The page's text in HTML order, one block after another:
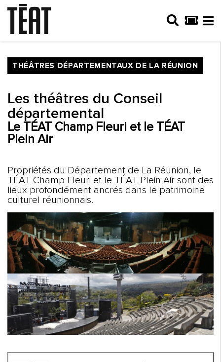
THÉÂTRES DÉPARTEMENTAUX DE LA RÉUNION
Les théâtres du Conseil
départemental
Le TÉAT Champ Fleuri et le TÉAT
Plein Air
Propriétés du Département de La Réunion, le
TÉAT Champ Fleuri et le TÉAT Plein Air sont des
lieux profondément ancrés dans le patrimoine
culturel réunionnais.